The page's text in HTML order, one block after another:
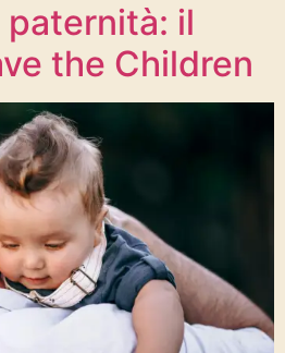
il
the Children